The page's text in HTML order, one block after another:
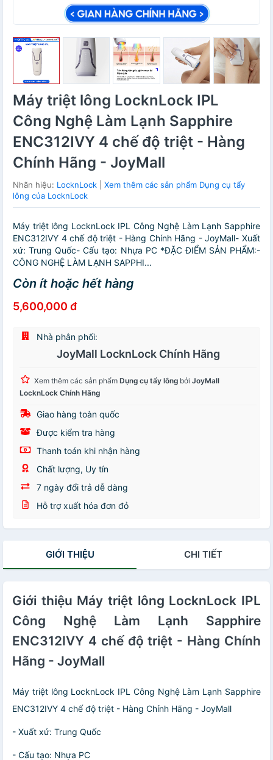
Máy triệt lông LocknLock IPL
Công Nghệ Làm Lạnh Sapphire
ENC312IVY 4 chế độ triệt - Hàng
Chính Hãng - JoyMall
Nhãn hiệu: LocknLock
Xem thêm các sản phẩm Dụng cụ tẩy
lông của LocknLock
Máy triệt lông LocknLock IPL Công Nghệ Làm Lạnh Sapphire
ENC312IVY 4 chế độ triệt - Hàng Chính Hãng - JoyMall- Xuất
xứ: Trung Quốc- Cấu tạo: Nhựa PC *ĐẶC ĐIỂM SẢN PHẨM:-
CÔNG NGHỆ LÀM LẠNH SAPPHI...
Còn ít hoặc hết hàng
5,600,000 đ
Nhà phân phối:
JoyMall LocknLock Chính Hãng
Xem thêm các sản phẩm Dụng cụ tẩy lông bởi JoyMall
LocknLock Chính Hãng
Giao hàng toàn quốc
Được kiểm tra hàng
Thanh toán khi nhận hàng
Chất lượng, Uy tín
7 ngày đổi trả dễ dàng
Hỗ trợ xuất hóa đơn đỏ
GIỚI THIỆU CHI TIẾT
Giới thiệu Máy triệt lông LocknLock IPL
Công Nghệ Làm Lạnh Sapphire
ENC312IVY 4 chế độ triệt - Hàng Chính
Hãng - JoyMall
Máy triệt lông LocknLock IPL Công Nghệ Làm Lạnh Sapphire
ENC312IVY 4 chế độ triệt - Hàng Chính Hãng - JoyMall
- Xuất xứ: Trung Quốc
- Cấu tạo: Nhựa PC